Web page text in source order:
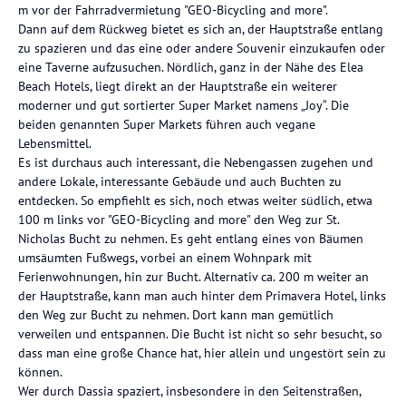
m vor der Fahrradvermietung "GEO-Bicycling and more".
Dann auf dem Rückweg bietet es sich an, der Hauptstraße entlang
zu spazieren und das eine oder andere Souvenir einzukaufen oder
eine Taverne aufzusuchen. Nördlich, ganz in der Nähe des Elea
Beach Hotels, liegt direkt an der Hauptstraße ein weiterer
moderner und gut sortierter Super Market namens „Joy“. Die
beiden genannten Super Markets führen auch vegane
Lebensmittel.
Es ist durchaus auch interessant, die Nebengassen zugehen und
andere Lokale, interessante Gebäude und auch Buchten zu
entdecken. So empfiehlt es sich, noch etwas weiter südlich, etwa
100 m links vor "GEO-Bicycling and more" den Weg zur St.
Nicholas Bucht zu nehmen. Es geht entlang eines von Bäumen
umsäumten Fußwegs, vorbei an einem Wohnpark mit
Ferienwohnungen, hin zur Bucht. Alternativ ca. 200 m weiter an
der Hauptstraße, kann man auch hinter dem Primavera Hotel, links
den Weg zur Bucht zu nehmen. Dort kann man gemütlich
verweilen und entspannen. Die Bucht ist nicht so sehr besucht, so
dass man eine große Chance hat, hier allein und ungestört sein zu
können.
Wer durch Dassia spaziert, insbesondere in den Seitenstraßen,